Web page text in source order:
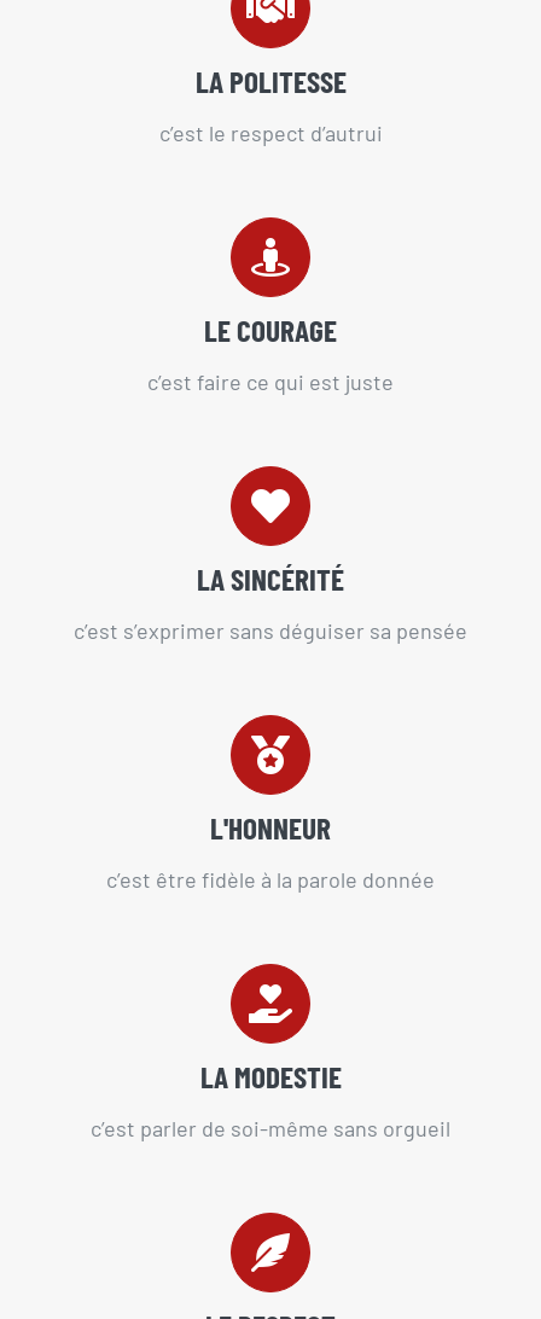
LA POLITESSE
c’est le respect d’autrui
LE COURAGE
c’est faire ce qui est juste
LA SINCÉRITÉ
c’est s’exprimer sans déguiser sa pensée
L'HONNEUR
c’est être fidèle à la parole donnée
LA MODESTIE
c’est parler de soi-même sans orgueil